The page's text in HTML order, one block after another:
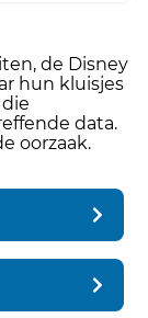
de Disney
hun kluisjes
data.
oorzaak.